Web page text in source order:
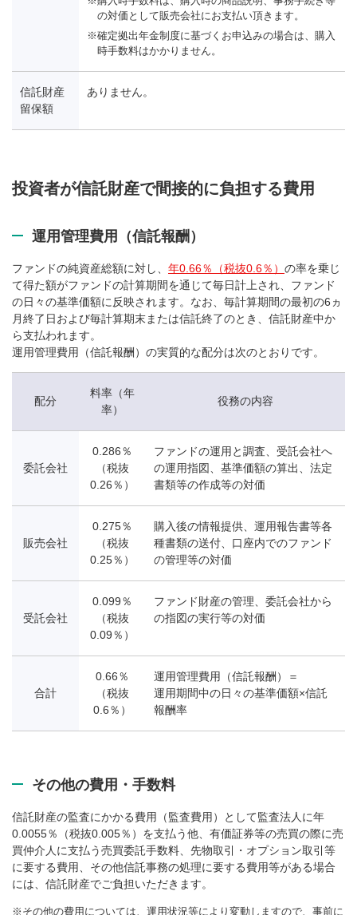
の対価として販売会社にお支払い頂きます。
確定拠出年金制度に基づくお申込みの場合は、購入
時手数料はかかりません。
信託財産
留保額
ありません。
投資者が信託財産で間接的に負担する費用
運用管理費用（信託報酬）
ファンドの純資産総額に対し、 年0.66％（税抜0.6％） の率を乗じ
て得た額がファンドの計算期間を通じて毎日計上され、ファンド
の日々の基準価額に反映されます。なお、毎計算期間の最初の6ヵ
月終了日および毎計算期末または信託終了のとき、信託財産中か
ら支払われます。
運用管理費用（信託報酬）の実質的な配分は次のとおりです。
配分
料率（年
率）
役務の内容
委託会社
0.286％
（税抜
0.26％）
ファンドの運用と調査、受託会社へ
の運用指図、基準価額の算出、法定
書類等の作成等の対価
販売会社
0.275％
（税抜
0.25％）
購入後の情報提供、運用報告書等各
種書類の送付、口座内でのファンド
の管理等の対価
受託会社
0.099％
（税抜
0.09％）
ファンド財産の管理、委託会社から
の指図の実行等の対価
合計
0.66％
（税抜
0.6％）
運用管理費用（信託報酬）＝
運用期間中の日々の基準価額×信託
報酬率
その他の費用・手数料
信託財産の監査にかかる費用（監査費用）として監査法人に年
0.0055％（税抜0.005％）を支払う他、有価証券等の売買の際に売
買仲介人に支払う売買委託手数料、先物取引・オプション取引等
に要する費用、その他信託事務の処理に要する費用等がある場合
には、信託財産でご負担いただきます。
その他の費用については、運用状況等により変動しますので、事前に